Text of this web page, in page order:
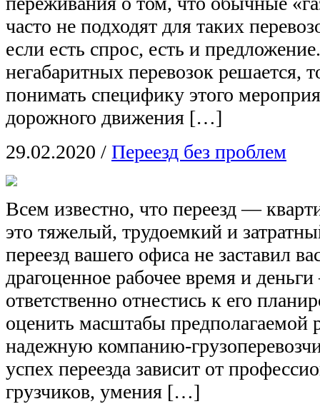
часто не подходят для таких
если есть спрос, есть и
негабаритных перевозок решается,
понимать специфику этого
дорожного движения […]
29.02.2020 / Переезд без проблем
Всем известно, что переезд —
это тяжелый, трудоемкий и
переезд вашего офиса не заставил
драгоценное рабочее время и
ответственно отнестись к его
оценить масштабы предполагаемой
надежную компанию-
успех переезда зависит от
грузчиков, умения […]